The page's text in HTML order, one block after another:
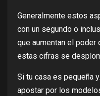
Generalmente estos
con un segundo o
que aumentan el poder
estas cifras se
Si tu casa es pequeña
apostar por los